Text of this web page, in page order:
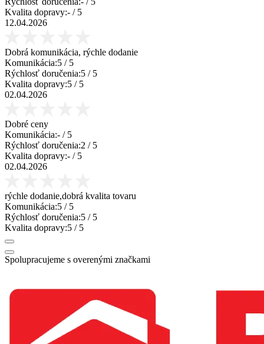
Kvalita dopravy:- / 5
12.04.2026
Dobrá komunikácia, rýchle dodanie
Komunikácia:5 / 5
Rýchlosť doručenia:5 / 5
Kvalita dopravy:5 / 5
02.04.2026
Dobré ceny
Komunikácia:- / 5
Rýchlosť doručenia:2 / 5
Kvalita dopravy:- / 5
02.04.2026
rýchle dodanie,dobrá kvalita tovaru
Komunikácia:5 / 5
Rýchlosť doručenia:5 / 5
Kvalita dopravy:5 / 5
Spolupracujeme s overenými značkami